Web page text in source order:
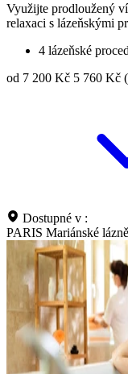
Využijte prodloužený
relaxaci s lázeňskými
4 lázeňské
od 7 200 Kč 5 760 Kč
Dostupné v :
PARIS Mariánské lázně